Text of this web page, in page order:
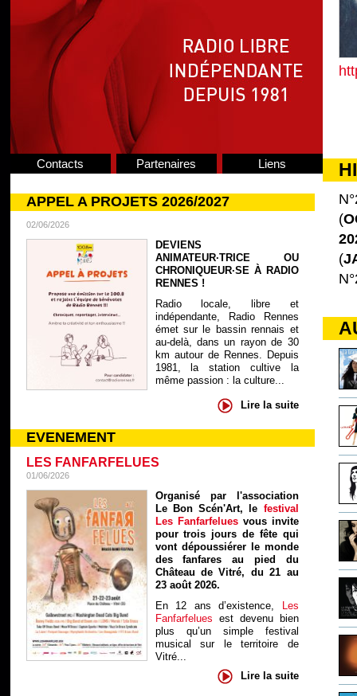
Contacts Partenaires Liens
APPEL A PROJETS 2026/2027
02/06/2026
DEVIENS
ANIMATEUR·TRICE OU
CHRONIQUEUR·SE À RADIO
RENNES !
Radio locale, libre et
indépendante, Radio Rennes
émet sur le bassin rennais et
au-delà, dans un rayon de 30
km autour de Rennes. Depuis
1981, la station cultive la
même passion : la culture...
Lire la suite
EVENEMENT
LES FANFARFELUES
01/06/2026
Organisé par l'association
Le Bon Scén'Art, le festival
Les Fanfarfelues vous invite
pour trois jours de fête qui
vont dépoussiérer le monde
des fanfares au pied du
Château de Vitré, du 21 au
23 août 2026.
En 12 ans d’existence, Les
Fanfarfelues est devenu bien
plus qu’un simple festival
musical sur le territoire de
Vitré...
Lire la suite
(
(